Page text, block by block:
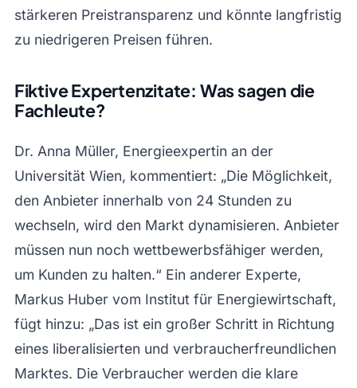
stärkeren Preistransparenz und könnte langfristig
zu niedrigeren Preisen führen.
Fiktive Expertenzitate: Was sagen die
Fachleute?
Dr. Anna Müller, Energieexpertin an der
Universität Wien, kommentiert: „Die Möglichkeit,
den Anbieter innerhalb von 24 Stunden zu
wechseln, wird den Markt dynamisieren. Anbieter
müssen nun noch wettbewerbsfähiger werden,
um Kunden zu halten.“ Ein anderer Experte,
Markus Huber vom Institut für Energiewirtschaft,
fügt hinzu: „Das ist ein großer Schritt in Richtung
eines liberalisierten und verbraucherfreundlichen
Marktes. Die Verbraucher werden die klare